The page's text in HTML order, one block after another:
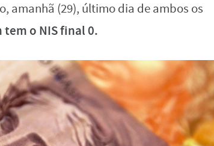
amanhã (29), último dia de ambos os
tem o NIS final 0.